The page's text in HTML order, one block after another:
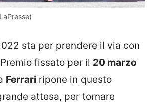
sta per prendere il via con
fissato per il 20 marzo
Ferrari ripone in questo
attesa, per tornare